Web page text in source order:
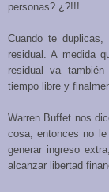
personas? ¿?!!!
Cuando te
residual. A medida
residual va
tiempo libre y
Warren Buffet nos
cosa, entonces no
generar ingreso
alcanzar libertad